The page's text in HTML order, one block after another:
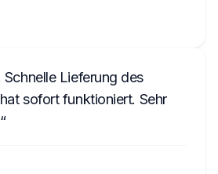
Lieferung des
sofort funktioniert. Sehr